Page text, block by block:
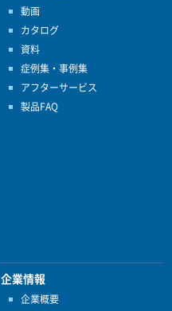
動画
カタログ
資料
症例集・事例集
アフターサービス
製品FAQ
企業情報
企業概要